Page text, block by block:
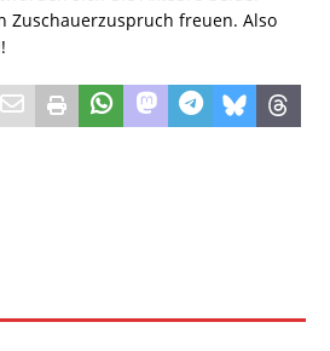
Zuschauerzuspruch freuen. Also